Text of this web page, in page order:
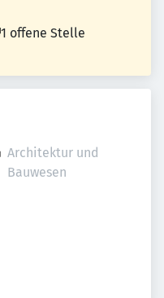
1 offene Stelle
Architektur und
Bauwesen